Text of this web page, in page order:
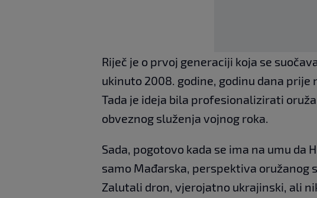
Riječ je o prvoj generaciji koja se
ukinuto 2008. godine, godinu dana prije
Tada je ideja bila profesionalizirati
obveznog služenja vojnog roka.
Sada, pogotovo kada se ima na umu da
samo Mađarska, perspektiva oružanog
Zalutali dron, vjerojatno ukrajinski, ali